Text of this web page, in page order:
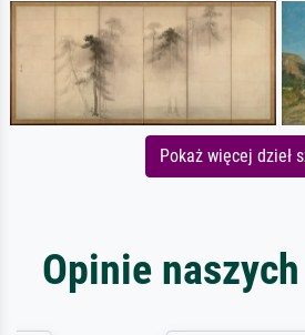
Pokaż więcej dzieł
Opinie